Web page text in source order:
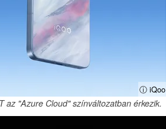
ⓘ iQoo
az "Azure Cloud" színváltozatban érkezik.